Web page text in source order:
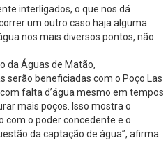
interligados, o que nos dá
um outro caso haja alguma
nos mais diversos pontos, não
da Águas de Matão,
serão beneficiadas com o Poço Las
falta d’água mesmo em tempos
mais poços. Isso mostra o
com o poder concedente e o
da captação de água”, afirma